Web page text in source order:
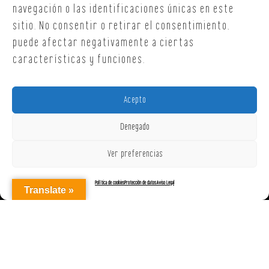
navegación o las identificaciones únicas en este
sitio. No consentir o retirar el consentimiento,
puede afectar negativamente a ciertas
características y funciones.
Acepto
Denegado
Ver preferencias
Política de cookiesProtección de datosAviso Legal
Translate »